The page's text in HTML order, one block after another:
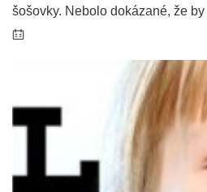
šošovky. Nebolo dokázané, že